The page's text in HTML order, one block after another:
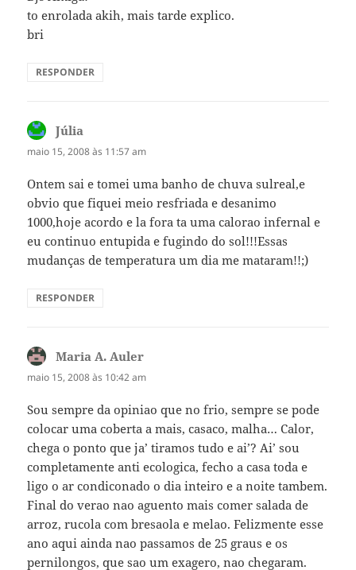
to enrolada akih, mais tarde explico.
bri
RESPONDER
Júlia
maio 15, 2008 às 11:57 am
Ontem sai e tomei uma banho de chuva sulreal,e
obvio que fiquei meio resfriada e desanimo
1000,hoje acordo e la fora ta uma calorao infernal e
eu continuo entupida e fugindo do sol!!!Essas
mudanças de temperatura um dia me mataram!!;)
RESPONDER
Maria A. Auler
maio 15, 2008 às 10:42 am
Sou sempre da opiniao que no frio, sempre se pode
colocar uma coberta a mais, casaco, malha… Calor,
chega o ponto que ja’ tiramos tudo e ai’? Ai’ sou
completamente anti ecologica, fecho a casa toda e
ligo o ar condiconado o dia inteiro e a noite tambem.
Final do verao nao aguento mais comer salada de
arroz, rucola com bresaola e melao. Felizmente esse
ano aqui ainda nao passamos de 25 graus e os
pernilongos, que sao um exagero, nao chegaram.